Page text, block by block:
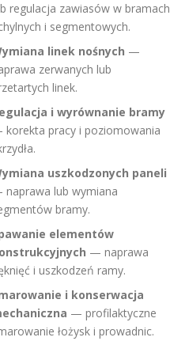
regulacja zawiasów w bramach
i segmentowych.
linek nośnych —
zerwanych lub
linek.
i wyrównanie bramy
pracy i poziomowania
uszkodzonych paneli
lub wymiana
bramy.
elementów
— naprawa
i uszkodzeń ramy.
i konserwacja
— profilaktyczne
łożysk i prowadnic.